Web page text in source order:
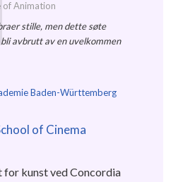
Animation
stille, men dette søte
avbrutt av en uvelkommen
Baden-Württemberg
of Cinema
for kunst ved Concordia